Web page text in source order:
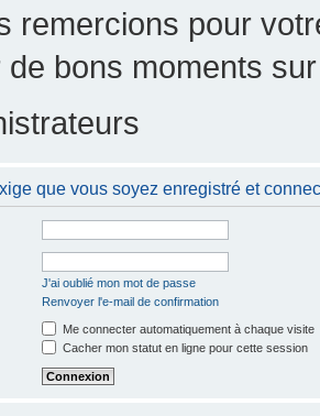
remercions pour
de bons moments
que vous soyez enregistré et
J'ai oublié mon mot de passe
Renvoyer l'e-mail de confirmation
Me connecter automatiquement à chaque visite
Cacher mon statut en ligne pour cette session